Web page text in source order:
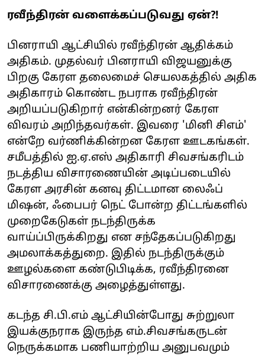
ரவீந்திரன் வளைக்கப்படுவது ஏன்?!
பினராயி ஆட்சியில் ரவீந்திரன் ஆதிக்கம்
அதிகம். முதல்வர் பினராயி விஜயனுக்கு
பிறகு கேரள தலைமைச் செயலகத்தில் அதிக
அதிகாரம் கொண்ட நபராக ரவீந்திரன்
அறியப்படுகிறார் என்கின்றனர் கேரள
விவரம் அறிந்தவர்கள். இவரை 'மினி சிஎம்'
என்றே வர்ணிக்கின்றன கேரள ஊடகங்கள்.
சமீபத்தில் ஐ.ஏ.எஸ் அதிகாரி சிவசங்கரிடம்
நடத்திய விசாரணையின் அடிப்படையில்
கேரள அரசின் கனவு திட்டமான லைஃப்
மிஷன், ஃபைபர் நெட் போன்ற திட்டங்களில்
முறைகேடுகள் நடந்திருக்க
வாய்ப்பிருக்கிறது என சந்தேகப்படுகிறது
அமலாக்கத்துறை. இதில் நடந்திருக்கும்
ஊழல்களை கண்டுபிடிக்க, ரவீந்திரனை
விசாரணைக்கு அழைத்துள்ளது.
கடந்த சி.பி.எம் ஆட்சியின்போது சுற்றுலா
இயக்குநராக இருந்த எம்.சிவசங்கருடன்
நெருக்கமாக பணியாற்றிய அனுபவமும்